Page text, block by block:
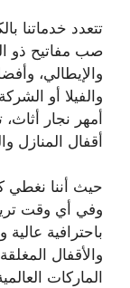
تتعدد خدماتنا
صب مفاتيح ذو
والإيطالي،
والفيلا أو
أمهر نجار
أقفال المنازل
وفي أي وقت
باحترافية
والأقفال
الماركات